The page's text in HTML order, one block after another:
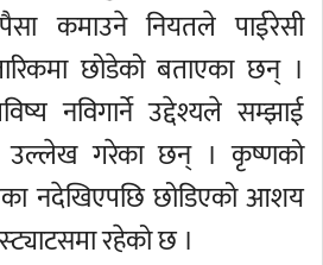
कमाउने नियतले पाईरेसी
छोडेको बताएका छन् ।
नविगार्ने उद्देश्यले सम्झाई
उल्लेख गरेका छन् । कृष्णको
नदेखिएपछि छोडिएको आशय
रहेको छ ।